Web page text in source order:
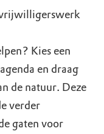
Kies een
en draag
de natuur. Deze
verder
gaten voor